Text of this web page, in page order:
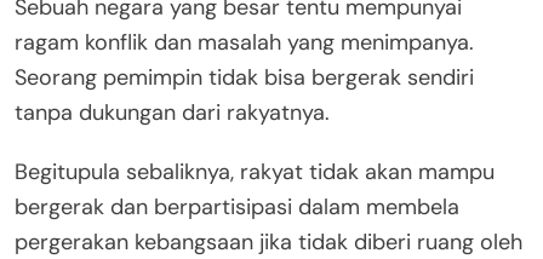
Sebuah negara yang besar tentu mempunyai
ragam konflik dan masalah yang menimpanya.
Seorang pemimpin tidak bisa bergerak sendiri
tanpa dukungan dari rakyatnya.
Begitupula sebaliknya, rakyat tidak akan mampu
bergerak dan berpartisipasi dalam membela
pergerakan kebangsaan jika tidak diberi ruang oleh